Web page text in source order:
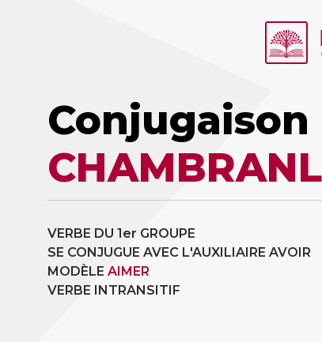
VERBE DU 1er GROUPE
SE CONJUGUE AVEC L'AUXILIAIRE AVOIR
MODÈLE AIMER
VERBE INTRANSITIF